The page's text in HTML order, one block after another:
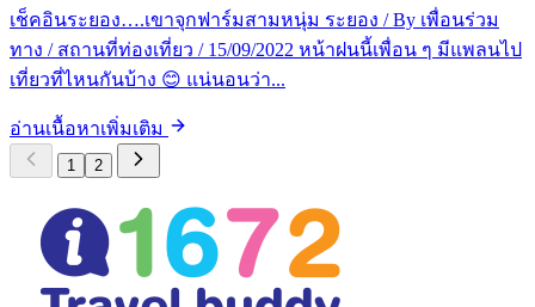
เช็คอินระยอง….เขาจุกฟาร์มสามหนุ่ม ระยอง / By เพื่อนร่วม
ทาง / สถานที่ท่องเที่ยว / 15/09/2022 หน้าฝนนี้เพื่อน ๆ มีแพลนไป
เที่ยวที่ไหนกันบ้าง 😊 แน่นอนว่า...
อ่านเนื้อหาเพิ่มเติม
1 2